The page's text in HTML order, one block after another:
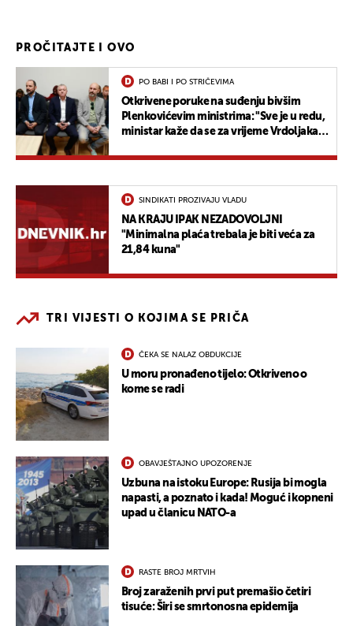
PROČITAJTE I OVO
PO BABI I PO STRIČEVIMA
Otkrivene poruke na suđenju bivšim
Plenkovićevim ministrima: "Sve je u redu,
ministar kaže da se za vrijeme Vrdoljaka
SINDIKATI PROZIVAJU VLADU
NA KRAJU IPAK NEZADOVOLJNI
"Minimalna plaća trebala je biti veća za
21,84 kuna"
TRI VIJESTI O KOJIMA SE PRIČA
ČEKA SE NALAZ OBDUKCIJE
U moru pronađeno tijelo: Otkriveno o
kome se radi
OBAVJEŠTAJNO UPOZORENJE
Uzbuna na istoku Europe: Rusija bi mogla
napasti, a poznato i kada! Moguć i kopneni
upad u članicu NATO-a
RASTE BROJ MRTVIH
Broj zaraženih prvi put premašio četiri
tisuće: Širi se smrtonosna epidemija